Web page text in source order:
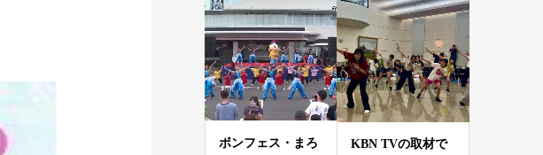
ボンフェス・まろ
KBN TVの取材で